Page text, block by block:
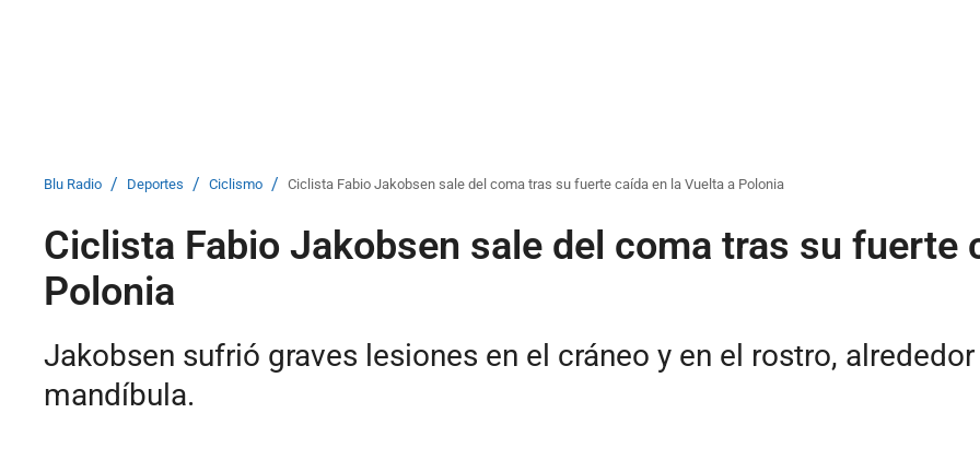
Blu Radio / Deportes / Ciclismo / Ciclista Fabio Jakobsen sale del coma tras su fuerte caída en la Vuelta a Polonia
Ciclista Fabio Jakobsen sale del coma tras su fuerte
Polonia
Jakobsen sufrió graves lesiones en el cráneo y en el rostro,
mandíbula.